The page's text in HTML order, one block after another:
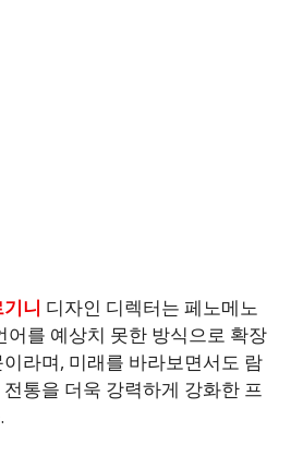
니 디자인 디렉터는 페노메노
어를 예상치 못한 방식으로 확장
라며, 미래를 바라보면서도 람
통을 더욱 강력하게 강화한 프